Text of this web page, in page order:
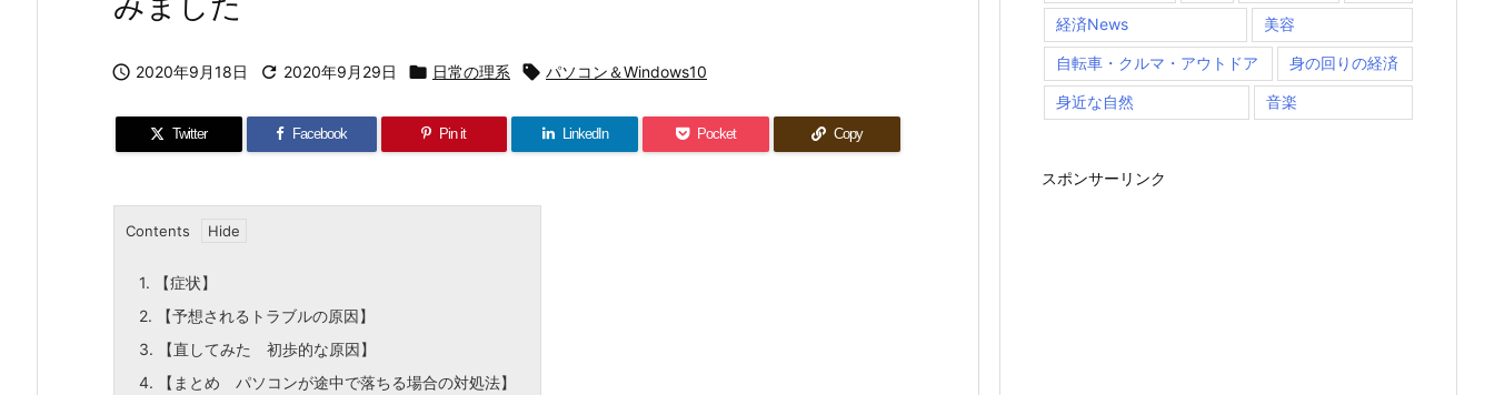
 2020年9月18日  2020年9月29日  日常の理系  パソコン＆Windows10
Twitter Facebook Pin it LinkedIn Pocket Copy
Contents
1. 【症状】
2. 【予想されるトラブルの原因】
3. 【直してみた 初歩的な原因】
4. 【まとめ パソコンが途中で落ちる場合の対処法】
経済News 美容
自転車・クルマ・アウトドア 身の回りの経済
身近な自然 音楽
スポンサーリンク